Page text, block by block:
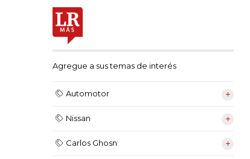
Agregue a sus temas de interés
Automotor
Nissan
Carlos Ghosn